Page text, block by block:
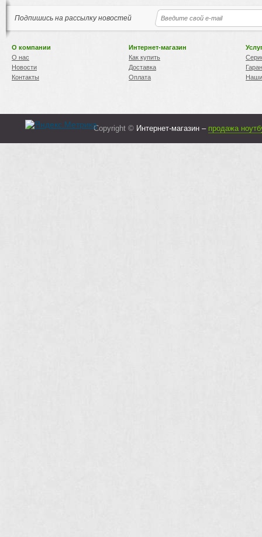
Подпишись на рассылку новостей
О компании
О нас
Новости
Контакты
Интернет-магазин
Как купить
Доставка
Оплата
Copyright © Интернет-магазин – продажа